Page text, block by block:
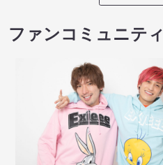
ファンコミュニティ